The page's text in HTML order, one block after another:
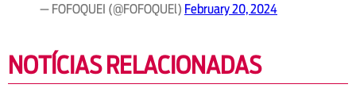
— FOFOQUEI (@FOFOQUEl) February 20, 2024
NOTÍCIAS RELACIONADAS